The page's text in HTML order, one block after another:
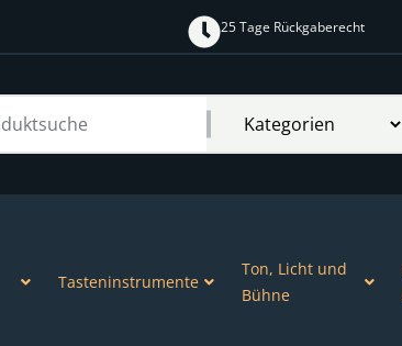
25 Tage Rückgaberecht
Tasteninstrumente
Ton, Licht und
Bühne